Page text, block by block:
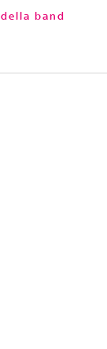
band